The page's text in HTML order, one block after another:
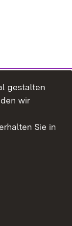
gestalten
wir
Sie in